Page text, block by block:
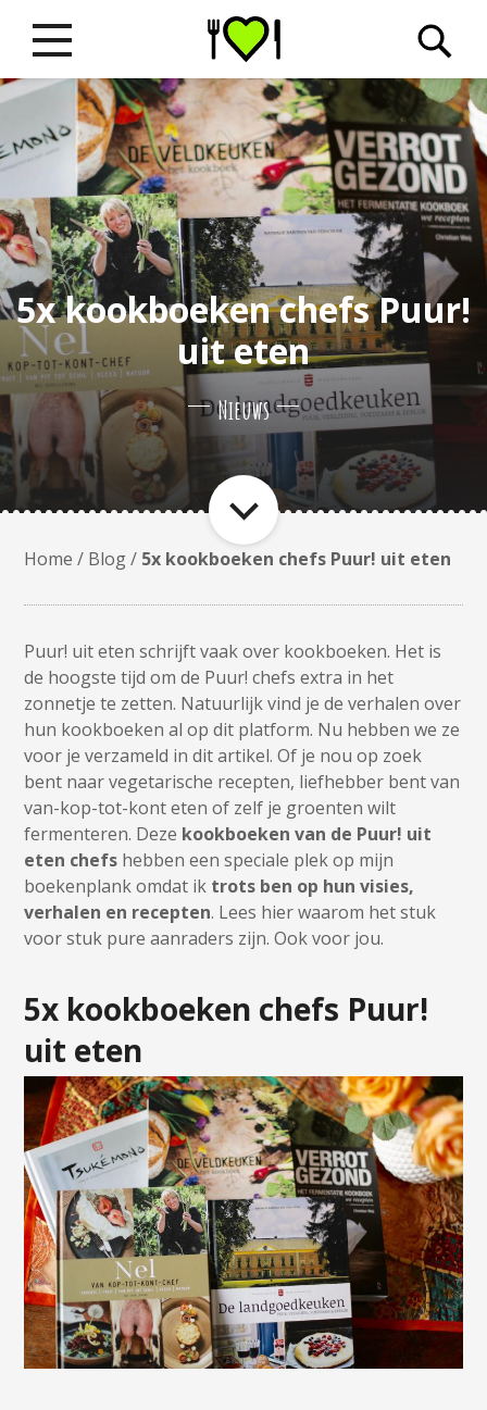
5x kookboeken chefs Puur!
uit eten
Nieuws
Home / Blog/ 5x kookboeken chefs Puur! uit eten
Puur! uit eten schrijft vaak over kookboeken. Het is
de hoogste tijd om de Puur! chefs extra in het
zonnetje te zetten. Natuurlijk vind je de verhalen over
hun kookboeken al op dit platform. Nu hebben we ze
voor je verzameld in dit artikel. Of je nou op zoek
bent naar vegetarische recepten, liefhebber bent van
van-kop-tot-kont eten of zelf je groenten wilt
fermenteren. Deze kookboeken van de Puur! uit
eten chefs hebben een speciale plek op mijn
boekenplank omdat ik trots ben op hun visies,
verhalen en recepten. Lees hier waarom het stuk
voor stuk pure aanraders zijn. Ook voor jou.
5x kookboeken chefs Puur!
uit eten